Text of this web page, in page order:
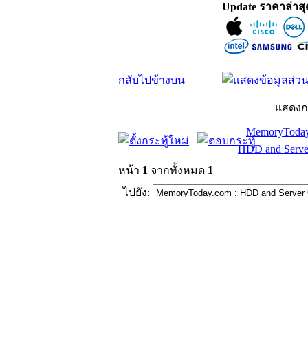
Update ราคาล่า
กลับไปข้างบน
แสดง
HDD and
หน้า 1 จากทั้งหมด 1
ไปยัง: